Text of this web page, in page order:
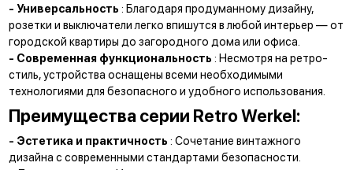
- Универсальность : Благодаря продуманному дизайну,
розетки и выключатели легко впишутся в любой интерьер — от
городской квартиры до загородного дома или офиса.
- Современная функциональность : Несмотря на ретро-
стиль, устройства оснащены всеми необходимыми
технологиями для безопасного и удобного использования.
Преимущества серии Retro Werkel:
- Эстетика и практичность : Сочетание винтажного
дизайна с современными стандартами безопасности.